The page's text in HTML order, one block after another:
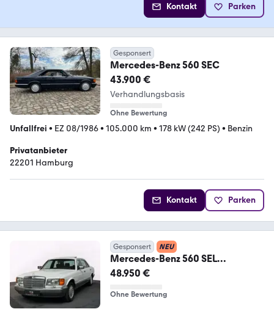
Kontakt Parken
Gesponsert
Mercedes-Benz 560 SEC
43.900 €
Verhandlungsbasis
Ohne Bewertung
Unfallfrei • EZ 08/1986• 105.000 km • 178 kW (242 PS) • Benzin
Privatanbieter
22201 Hamburg
Kontakt Parken
Gesponsert NEU
Mercedes-Benz 560 SEL
/SHZ/MEMORY/SCHIEBEDACH/S
48.950 €
Ohne Bewertung